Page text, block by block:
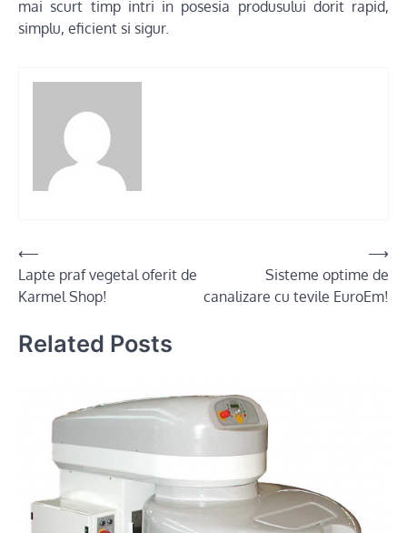
mai scurt timp intri in posesia produsului dorit rapid,
simplu, eficient si sigur.
Post
navigation
⟵
Lapte praf vegetal oferit de
Karmel Shop!
Sisteme optime de
canalizare cu tevile EuroEm!
⟶
Related Posts